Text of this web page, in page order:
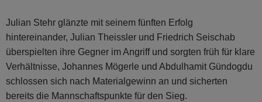
Julian Stehr glänzte mit seinem fünften Erfolg
hintereinander, Julian Theissler und Friedrich Seischab
überspielten ihre Gegner im Angriff und sorgten früh für klare
Verhältnisse, Johannes Mögerle und Abdulhamit Gündogdu
schlossen sich nach Materialgewinn an und sicherten
bereits die Mannschafts­punkte für den Sieg.